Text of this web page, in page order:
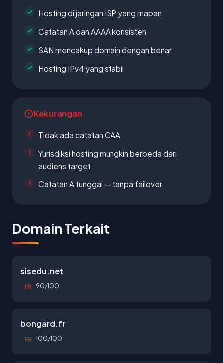
Hosting di jaringan ISP yang mapan
Catatan A dan AAAA konsisten
SAN mencakup domain dengan benar
Hosting IPv4 yang stabil
Kekurangan
Tidak ada catatan CAA
Yurisdiksi hosting mungkin berbeda dari
audiens target
Catatan A tunggal — tanpa failover
Domain Terkait
sisedu.net
FR 90/100
bongard.fr
FR 100/100